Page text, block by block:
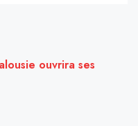
ouvrira ses